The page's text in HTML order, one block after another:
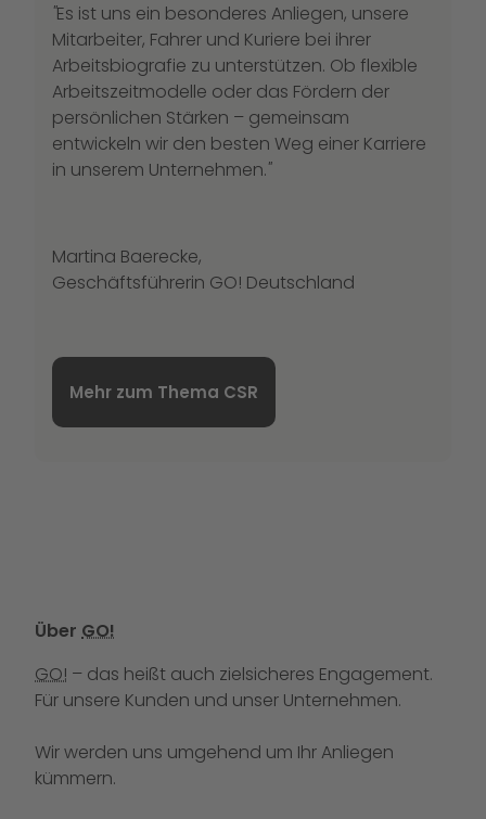
"Es ist uns ein besonderes Anliegen, unsere
Mitarbeiter, Fahrer und Kuriere bei ihrer
Arbeitsbiografie zu unterstützen. Ob flexible
Arbeitszeitmodelle oder das Fördern der
persönlichen Stärken – gemeinsam
entwickeln wir den besten Weg einer Karriere
in unserem Unternehmen."
Martina Baerecke,
Geschäftsführerin GO! Deutschland
Mehr zum Thema CSR
Über GO!
GO! – das heißt auch zielsicheres Engagement.
Für unsere Kunden und unser Unternehmen.
Wir werden uns umgehend um Ihr Anliegen
kümmern.